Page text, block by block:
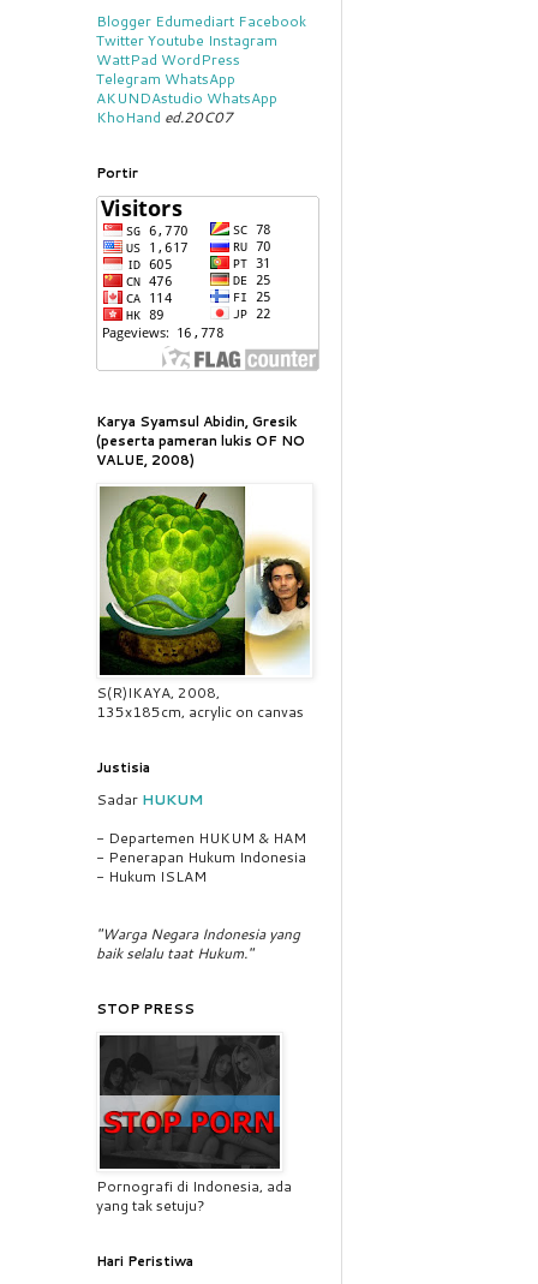
Blogger Edumediart Facebook
TwitterYoutube Instagram
WattPad WordPress
Telegram WhatsApp
AKUNDAstudio WhatsApp
KhoHand ed.20C07
Portir
Karya Syamsul Abidin, Gresik
(peserta pameran lukis OF NO
VALUE, 2008)
S(R)IKAYA, 2008,
135x185cm, acrylic on canvas
Justisia
Sadar HUKUM
- Departemen HUKUM & HAM
- Penerapan Hukum Indonesia
- Hukum ISLAM
"Warga Negara Indonesia yang
baik selalu taat Hukum."
STOP PRESS
Pornografi di Indonesia, ada
yang tak setuju?
Hari Peristiwa